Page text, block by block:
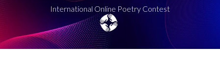
International Online Poetry Contest